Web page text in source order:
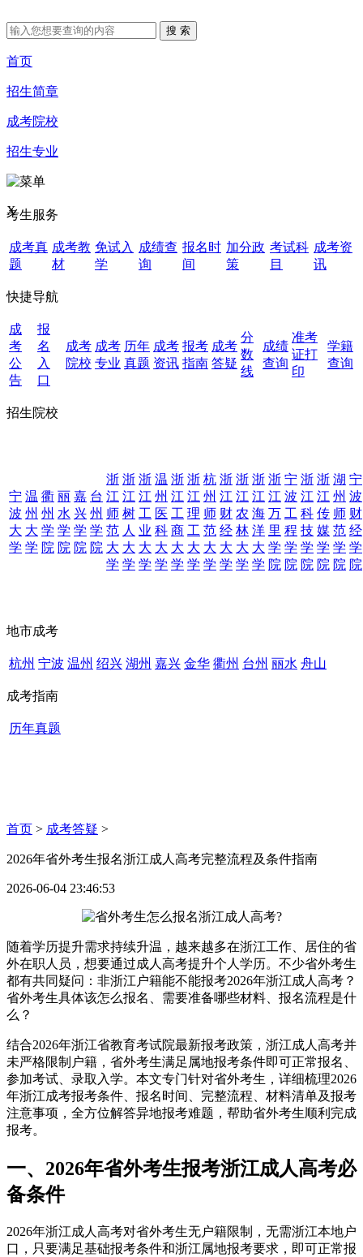
首页
招生简章
成考院校
招生专业
X
考生服务
成考真
题
成考教
材
免试入
学
成绩查
询
报名时
间
加分政
策
考试科
目
成考资
讯
快捷导航
成
考
公
告
报
名
入
口
成考
院校
成考
专业
历年
真题
成考
资讯
报考
指南
成考
答疑
分
数
线
成绩
查询
准考
证打
印
学籍
查询
招生院校
宁
波
大
学
温
州
大
学
衢
州
学
院
丽
水
学
院
嘉
兴
学
院
台
州
学
院
浙
江
师
范
大
学
浙
江
树
人
大
学
浙
江
工
业
大
学
温
州
医
科
大
学
浙
江
工
商
大
学
浙
江
理
工
大
学
杭
州
师
范
大
学
浙
江
财
经
大
学
浙
江
农
林
大
学
浙
江
海
洋
大
学
浙
江
万
里
学
院
宁
波
工
程
学
院
浙
江
科
技
学
院
浙
江
传
媒
学
院
湖
州
师
范
学
院
宁
波
财
经
学
院
地市成考
杭州 宁波 温州 绍兴 湖州 嘉兴 金华 衢州 台州 丽水 舟山
成考指南
历年真题
首页 > 成考答疑 >
2026年省外考生报名浙江成人高考完整流程及条件指南
2026-06-04 23:46:53
随着学历提升需求持续升温，越来越多在浙江工作、居住的省
外在职人员，想要通过成人高考提升个人学历。不少省外考生
都有共同疑问：非浙江户籍能不能报考2026年浙江成人高考？
省外考生具体该怎么报名、需要准备哪些材料、报名流程是什
么？
结合2026年浙江省教育考试院最新报考政策，浙江成人高考并
未严格限制户籍，省外考生满足属地报考条件即可正常报名、
参加考试、录取入学。本文专门针对省外考生，详细梳理2026
年浙江成考报考条件、报名时间、完整流程、材料清单及报考
注意事项，全方位解答异地报考难题，帮助省外考生顺利完成
报考。
一、2026年省外考生报考浙江成人高考必
备条件
2026年浙江成人高考对省外考生无户籍限制，无需浙江本地户
口，只要满足基础报考条件和浙江属地报考要求，即可正常报